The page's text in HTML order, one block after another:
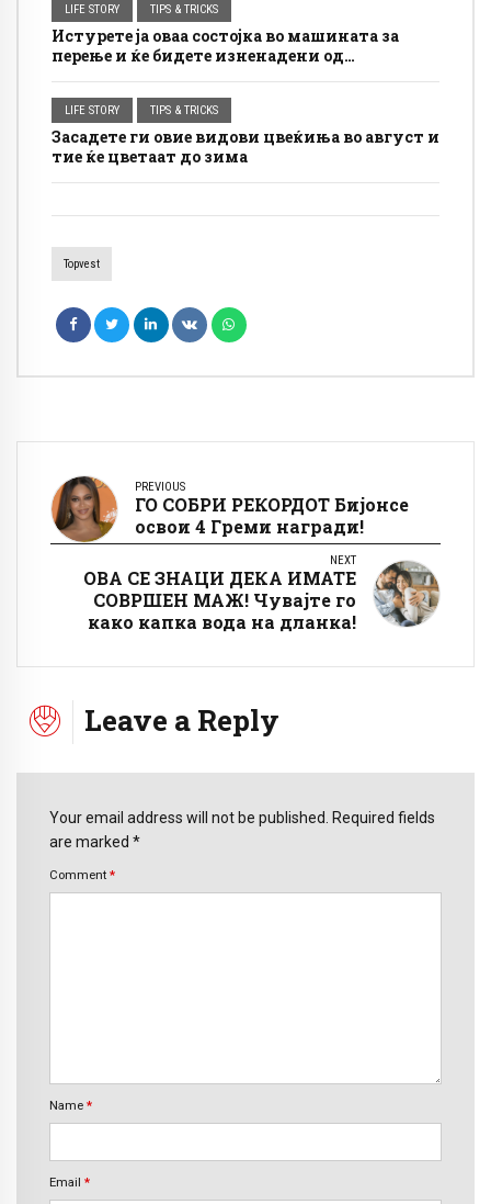
LIFE STORY TIPS & TRICKS
Истурете ја оваа состојка во машината за
перење и ќе бидете изненадени од
полесно, а облеката изгледа посвежа
LIFE STORY TIPS & TRICKS
Засадете ги овие видови цвеќиња во август и
тие ќе цветаат до зима
Topvest
PREVIOUS
ГО СОБРИ РЕКОРДОТ Бијонсе
освои 4 Греми награди!
NEXT
ОВА СЕ ЗНАЦИ ДЕКА ИМАТЕ
СОВРШЕН МАЖ! Чувајте го
како капка вода на дланка!
Leave a Reply
Your email address will not be published. Required fields
are marked *
Comment *
Name *
Email *